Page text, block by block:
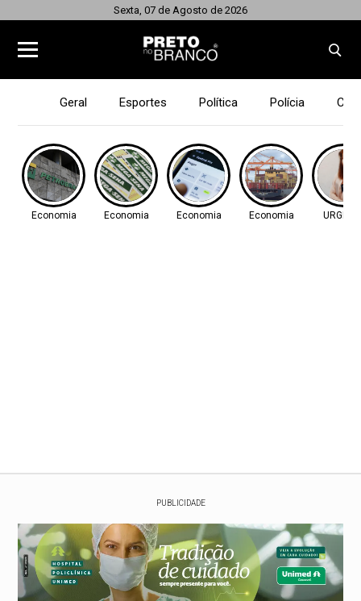
Sexta, 07 de Agosto de 2026
Geral Esportes Política Polícia
Economia Economia Economia Economia
PUBLICIDADE